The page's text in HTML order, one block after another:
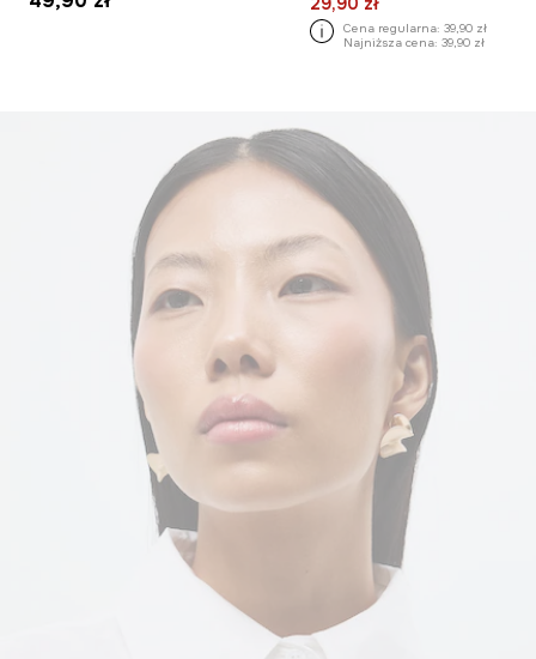
Cena regularna: 39,90 zł
Najniższa cena: 39,90 zł